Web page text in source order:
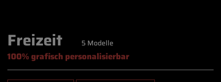
Freizeit 5 Modelle
100% grafisch personalisierbar